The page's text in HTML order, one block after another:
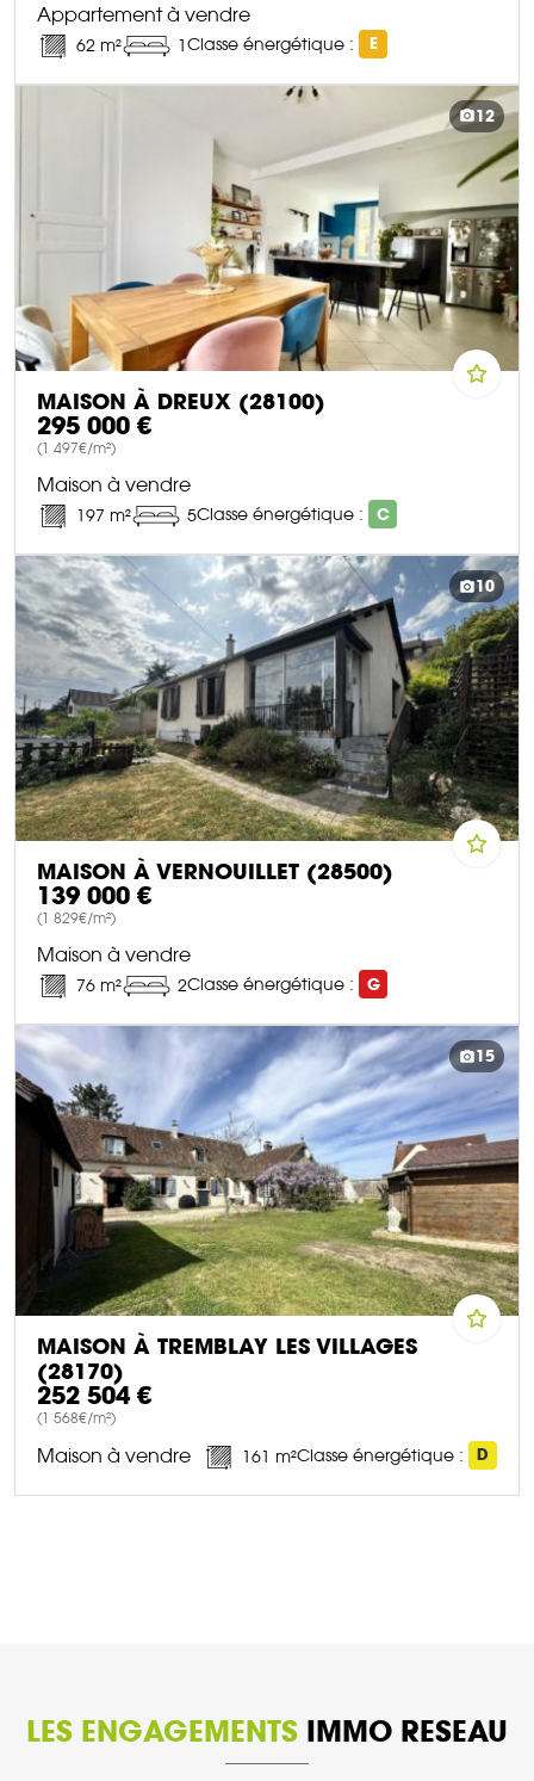
Appartement à vendre
62 m² 1Classe énergétique : E
12
MAISON À DREUX (28100)
295 000 €
(1 497€/m²)
Maison à vendre
197 m² 5Classe énergétique : C
DÉCOUVRIR CE BIEN
10
MAISON À VERNOUILLET (28500)
139 000 €
(1 829€/m²)
Maison à vendre
76 m² 2Classe énergétique : G
DÉCOUVRIR CE BIEN
15
MAISON À TREMBLAY LES VILLAGES
(28170)
252 504 €
(1 568€/m²)
Maison à vendre 161 m²Classe énergétique : D
LES ENGAGEMENTS IMMO RESEAU